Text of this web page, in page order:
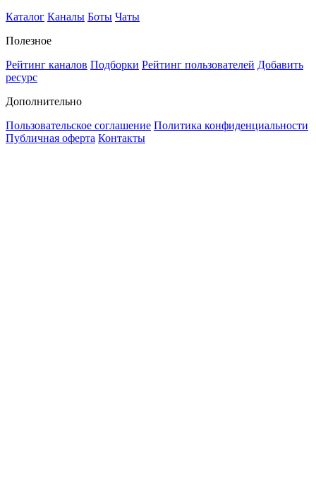
Каталог Каналы Боты Чаты
Полезное
Рейтинг каналов Подборки Рейтинг пользователей Добавить
ресурс
Дополнительно
Пользовательское соглашение Политика конфиденциальности
Публичная оферта Контакты